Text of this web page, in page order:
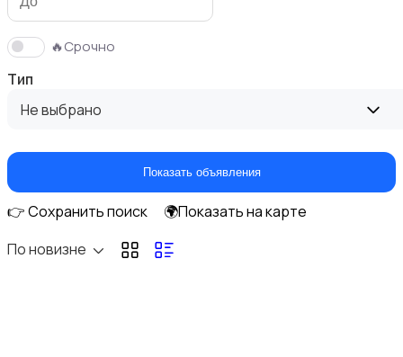
Уход за кожей
🔥Срочно
Тип
Не выбрано
Показать объявления
👉 Сохранить поиск
🌍Показать на карте
По новизне